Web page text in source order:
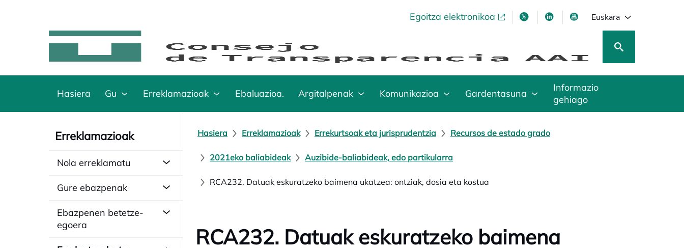
Egoitza elektronikoaopens in a new tabopens in a new tab
opens in a new tab
opens in a new tab
Euskara
Hasiera Gu Erreklamazioak Ebaluazioa. Argitalpenak Komunikazioa Gardentasuna
Informazio
gehiago
Erreklamazioak
Nola erreklamatu
Gure ebazpenak
Ebazpenen betetze-
egoera
Hasiera Erreklamazioak Errekurtsoak eta jurisprudentzia Recursos de estado grado
2021eko baliabideak Auzibide-baliabideak, edo partikularra
RCA232. Datuak eskuratzeko baimena ukatzea: ontziak, dosia eta kostua
RCA232. Datuak eskuratzeko baimena